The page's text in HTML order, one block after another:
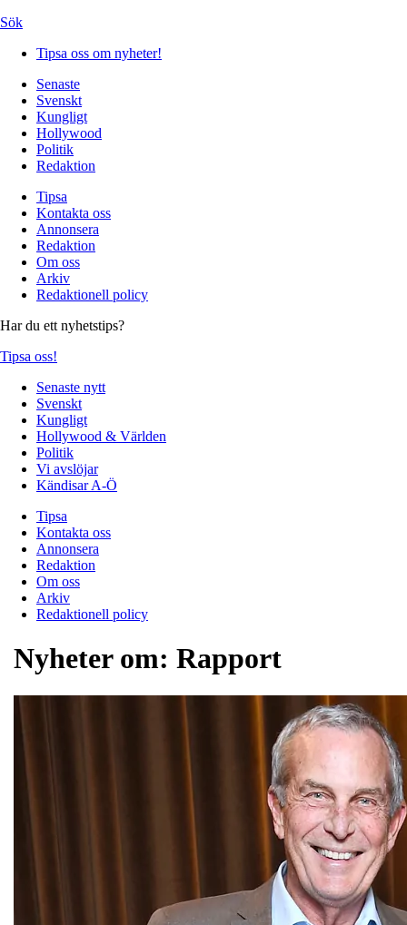
Sök
Tipsa oss om nyheter!
Senaste
Svenskt
Kungligt
Hollywood
Politik
Redaktion
Tipsa
Kontakta oss
Annonsera
Redaktion
Om oss
Arkiv
Redaktionell policy
Har du ett nyhetstips?
Tipsa oss!
Senaste nytt
Svenskt
Kungligt
Hollywood & Världen
Politik
Vi avslöjar
Kändisar A-Ö
Tipsa
Kontakta oss
Annonsera
Redaktion
Om oss
Arkiv
Redaktionell policy
Nyheter om: Rapport